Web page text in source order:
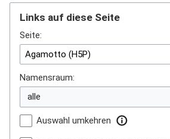
Links auf diese Seite
Seite:
Namensraum:
Auswahl umkehren